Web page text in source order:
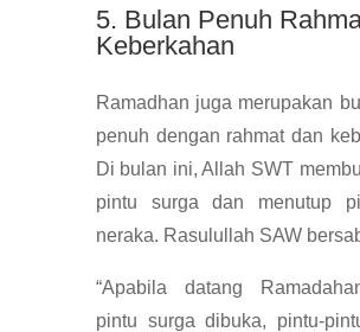
5. Bulan Penuh
Keberkahan
Ramadhan juga merupakan
penuh dengan rahmat dan
Di bulan ini, Allah SWT
pintu surga dan menutup
neraka. Rasulullah SAW
“Apabila datang
pintu surga dibuka, pintu-